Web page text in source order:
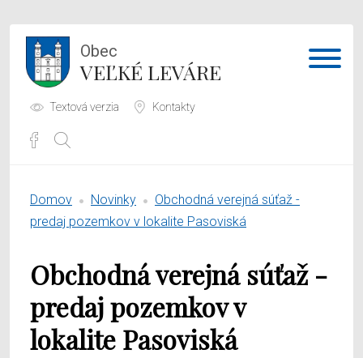
Obec
VEĽKÉ LEVÁRE
Textová verzia Kontakty
Samospráva
Domov Novinky
Obchodná verejná súťaž -
predaj pozemkov v lokalite Pasoviská
Obchodná verejná súťaž -
predaj pozemkov v
lokalite Pasoviská